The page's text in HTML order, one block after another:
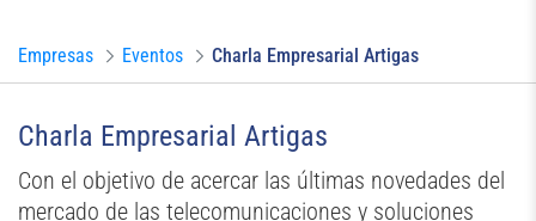
Empresas Eventos Charla Empresarial Artigas
Charla Empresarial Artigas
Con el objetivo de acercar las últimas novedades del
mercado de las telecomunicaciones y soluciones